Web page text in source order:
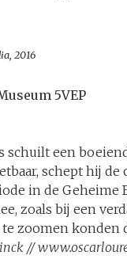
2016
5VEP
schuilt een
schept hij
in de
zoals bij een
zoomen
//